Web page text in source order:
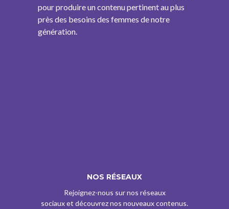
pour produire un contenu pertinent au plus
près des besoins des femmes de notre
génération.
NOS RÉSEAUX
Rejoignez-nous sur nos réseaux
sociaux et découvrez nos nouveaux contenus.